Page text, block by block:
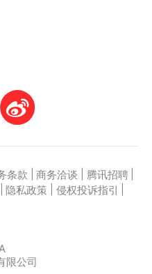
条款 商务洽谈 腾讯招聘
隐私政策 侵权投诉指引
限公司